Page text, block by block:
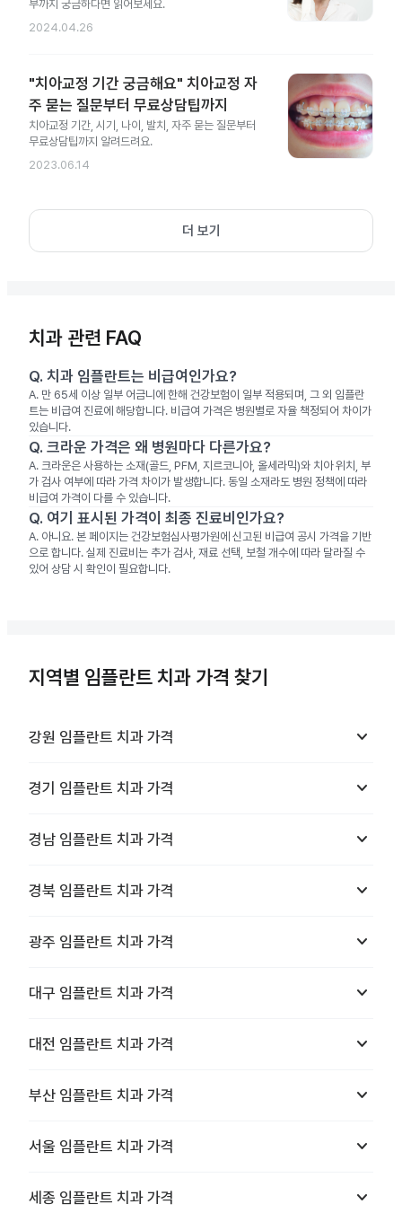
부까지 궁금하다면 읽어보세요.
2024.04.26
"치아교정 기간 궁금해요" 치아교정 자
주 묻는 질문부터 무료상담팁까지
치아교정 기간, 시기, 나이, 발치, 자주 묻는 질문부터
무료상담팁까지 알려드려요.
2023.06.14
더 보기
치과 관련 FAQ
Q. 치과 임플란트는 비급여인가요?
A. 만 65세 이상 일부 어금니에 한해 건강보험이 일부 적용되며, 그 외 임플란
트는 비급여 진료에 해당합니다. 비급여 가격은 병원별로 자율 책정되어 차이가
있습니다.
Q. 크라운 가격은 왜 병원마다 다른가요?
A. 크라운은 사용하는 소재(골드, PFM, 지르코니아, 올세라믹)와 치아 위치, 부
가 검사 여부에 따라 가격 차이가 발생합니다. 동일 소재라도 병원 정책에 따라
비급여 가격이 다를 수 있습니다.
Q. 여기 표시된 가격이 최종 진료비인가요?
A. 아니요. 본 페이지는 건강보험심사평가원에 신고된 비급여 공시 가격을 기반
으로 합니다. 실제 진료비는 추가 검사, 재료 선택, 보철 개수에 따라 달라질 수
있어 상담 시 확인이 필요합니다.
지역별 임플란트 치과 가격 찾기
강원 임플란트 치과 가격 keyboard_arrow_down
경기 임플란트 치과 가격 keyboard_arrow_down
경남 임플란트 치과 가격 keyboard_arrow_down
경북 임플란트 치과 가격 keyboard_arrow_down
광주 임플란트 치과 가격 keyboard_arrow_down
대구 임플란트 치과 가격 keyboard_arrow_down
대전 임플란트 치과 가격 keyboard_arrow_down
부산 임플란트 치과 가격 keyboard_arrow_down
서울 임플란트 치과 가격 keyboard_arrow_down
세종 임플란트 치과 가격 keyboard_arrow_down